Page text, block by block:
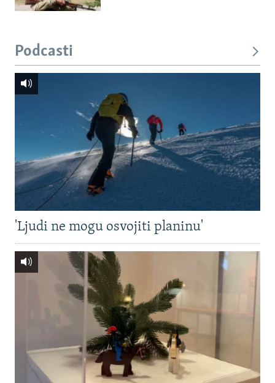
Podcasti
'Ljudi ne mogu osvojiti planinu'